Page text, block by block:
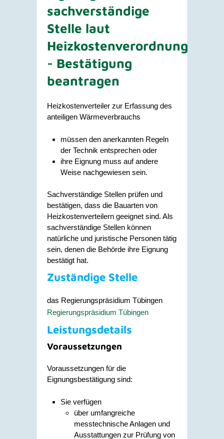
sachverständige
Stelle laut
Heizkostenverordnung
- Bestätigung
beantragen
Heizkostenverteiler zur Erfassung des
anteiligen Wärmeverbrauchs
müssen den anerkannten Regeln
der Technik entsprechen oder
ihre Eignung muss auf andere
Weise nachgewiesen sein.
Sachverständige Stellen prüfen und
bestätigen, dass die Bauarten von
Heizkostenverteilern geeignet sind. Als
sachverständige Stellen können
natürliche und juristische Personen tätig
sein, denen die Behörde ihre Eignung
bestätigt hat.
Zuständige Stelle
das Regierungspräsidium Tübingen
Regierungspräsidium Tübingen
Leistungsdetails
Voraussetzungen
Voraussetzungen für die
Eignungsbestätigung sind:
Sie verfügen
über umfangreiche
messtechnische Anlagen und
Ausstattungen zur Prüfung von